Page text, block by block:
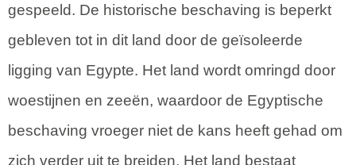
gespeeld. De historische beschaving is beperkt
gebleven tot in dit land door de geïsoleerde
ligging van Egypte. Het land wordt omringd door
woestijnen en zeeën, waardoor de Egyptische
beschaving vroeger niet de kans heeft gehad om
zich verder uit te breiden. Het land bestaat